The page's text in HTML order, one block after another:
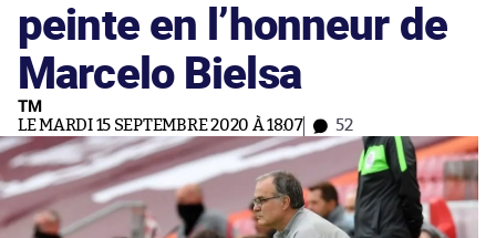
peinte en l’honneur de
Marcelo Bielsa
TM
LE MARDI 15 SEPTEMBRE 2020 À 18:07 52